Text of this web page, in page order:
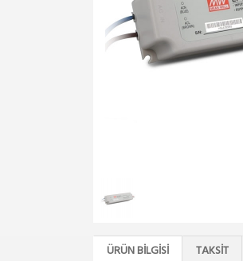
ÜRÜN BILGISI TAKSIT